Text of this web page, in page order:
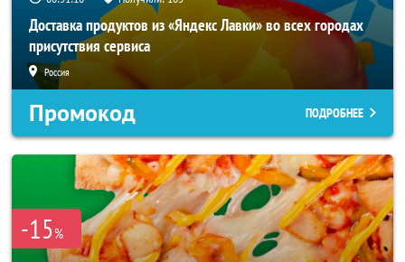
Доставка продуктов из «Яндекс Лавки» во всех городах
присутствия сервиса
Россия
Промокод ПОДРОБНЕЕ
-15%